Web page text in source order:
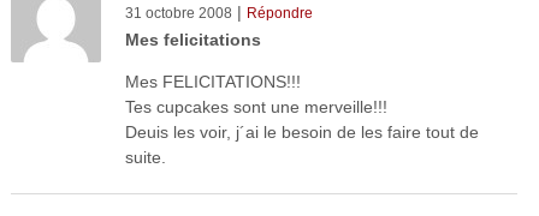
31 octobre 2008 | Répondre
Mes felicitations
Mes FELICITATIONS!!!
Tes cupcakes sont une merveille!!!
Deuis les voir, j´ai le besoin de les faire tout de
suite.